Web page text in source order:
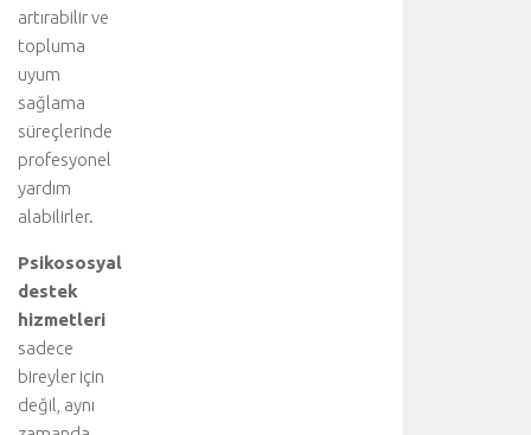
artırabilir ve
topluma
uyum
sağlama
süreçlerinde
profesyonel
yardım
alabilirler.
Psikososyal
destek
hizmetleri
sadece
bireyler için
değil, aynı